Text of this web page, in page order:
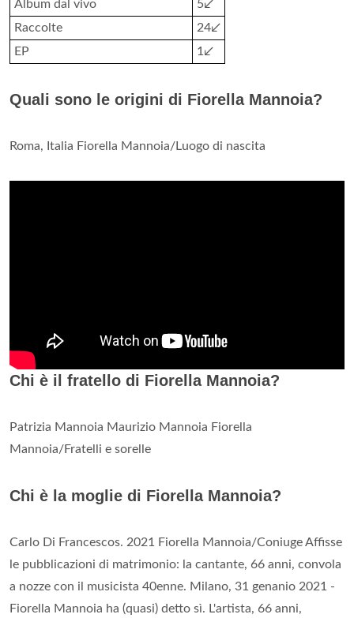
Album dal vivo
5↙
Raccolte
24↙
EP
1↙
Quali sono le origini di Fiorella Mannoia?
Roma, Italia Fiorella Mannoia/Luogo di nascita
Chi è il fratello di Fiorella Mannoia?
Patrizia Mannoia Maurizio Mannoia Fiorella
Mannoia/Fratelli e sorelle
Chi è la moglie di Fiorella Mannoia?
Carlo Di Francescos. 2021 Fiorella Mannoia/Coniuge Affisse
le pubblicazioni di matrimonio: la cantante, 66 anni, convola
a nozze con il musicista 40enne. Milano, 31 genanio 2021 -
Fiorella Mannoia ha (quasi) detto sì. L'artista, 66 anni,